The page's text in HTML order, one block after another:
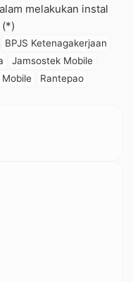
melakukan instal
(*)
BPJS Ketenagakerjaan
Jamsostek Mobile
Rantepao